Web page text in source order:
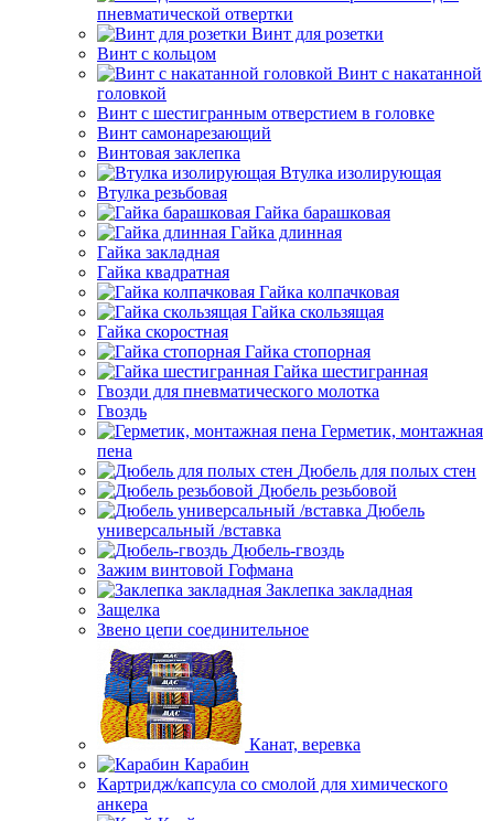
пневматической отвертки
Винт для розетки
Винт с кольцом
Винт с накатанной
головкой
Винт с шестигранным отверстием в головке
Винт самонарезающий
Винтовая заклепка
Втулка изолирующая
Втулка резьбовая
Гайка барашковая
Гайка длинная
Гайка закладная
Гайка квадратная
Гайка колпачковая
Гайка скользящая
Гайка скоростная
Гайка стопорная
Гайка шестигранная
Гвозди для пневматического молотка
Гвоздь
Герметик, монтажная
пена
Дюбель для полых стен
Дюбель резьбовой
Дюбель
универсальный /вставка
Дюбель-гвоздь
Зажим винтовой Гофмана
Заклепка закладная
Защелка
Звено цепи соединительное
Канат, веревка
Карабин
Картридж/капсула со смолой для химического
анкера